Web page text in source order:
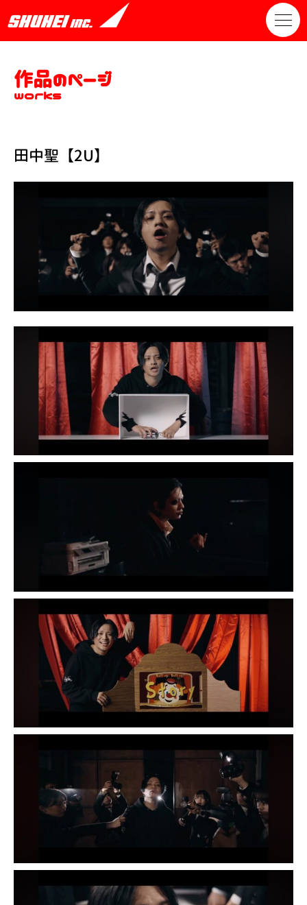
作品のページ
works
田中聖【2U】